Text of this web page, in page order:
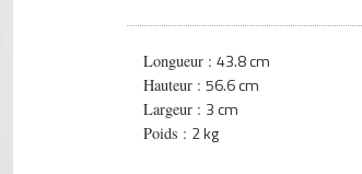
Longueur : 43.8 cm
Hauteur : 56.6 cm
Largeur : 3 cm
Poids : 2 kg